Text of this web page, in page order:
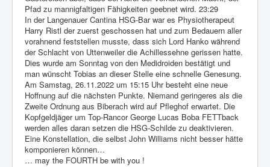
Pfad zu mannigfaltigen Fähigkeiten geebnet wird. 23:29
In der Langenauer Cantina HSG-Bar war es Physiotherapeut
Harry Ristl der zuerst geschossen hat und zum Bedauern aller
vorahnend feststellen musste, dass sich Lord Hanko während
der Schlacht von Uttenweiler die Achillessehne gerissen hatte.
Dies wurde am Sonntag von den Medidroiden bestätigt und
man wünscht Tobias an dieser Stelle eine schnelle Genesung.
Am Samstag, 26.11.2022 um 15:15 Uhr besteht eine neue
Hoffnung auf die nächsten Punkte. Niemand geringeres als die
Zweite Ordnung aus Biberach wird auf Pfleghof erwartet. Die
Kopfgeldjäger um Top-Rancor George Lucas Boba FETTback
werden alles daran setzen die HSG-Schilde zu deaktivieren.
Eine Konstellation, die selbst John Williams nicht besser hätte
komponieren können…
… may the FOURTH be with you !